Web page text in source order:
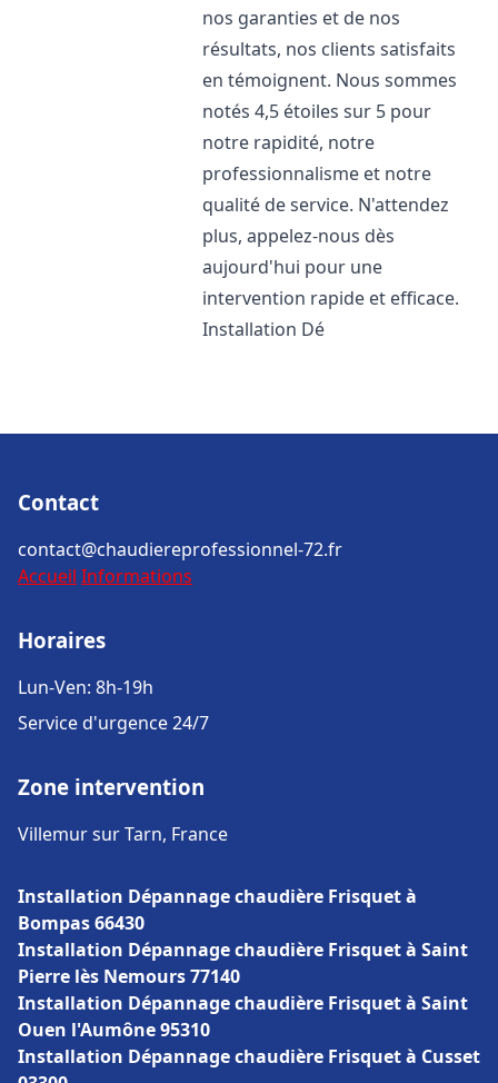
nos garanties et de nos
résultats, nos clients satisfaits
en témoignent. Nous sommes
notés 4,5 étoiles sur 5 pour
notre rapidité, notre
professionnalisme et notre
qualité de service. N'attendez
plus, appelez-nous dès
aujourd'hui pour une
intervention rapide et efficace.
Installation Dé
Contact
contact@chaudiereprofessionnel-72.fr
Accueil Informations
Horaires
Lun-Ven: 8h-19h
Service d'urgence 24/7
Zone intervention
Villemur sur Tarn, France
Installation Dépannage chaudière Frisquet à
Bompas 66430
Installation Dépannage chaudière Frisquet à Saint
Pierre lès Nemours 77140
Installation Dépannage chaudière Frisquet à Saint
Ouen l'Aumône 95310
Installation Dépannage chaudière Frisquet à Cusset